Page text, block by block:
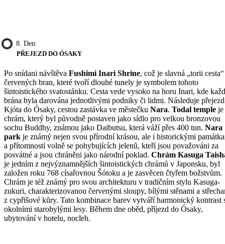
8. Den:
PŘEJEZD DO ÓSAKY
Po snídani návštěva Fushimi Inari Shrine, což je slavná „torii cesta“
červených bran, které tvoří dlouhé tunely je symbolem tohoto
šintoistického svatostánku. Cesta vede vysoko na horu Inari, kde
brána byla darována jednotlivými podniky či lidmi. Následuje
Kjóta do Ósaky, cestou zastávka ve městečku Nara. Todal temple je
chrám, který byl původně postaven jako sídlo pro velkou bronzovou
sochu Buddhy, známou jako Daibutsu, která váží přes 400 tun. Nara
park je známý nejen svou přírodní krásou, ale i historickými
a přítomností volně se pohybujících jelenů, kteří jsou považováni za
posvátné a jsou chráněni jako národní poklad. Chrám Kasuga
je jedním z nejvýznamnějších šintoistických chrámů v Japonsku, byl
založen roku 768 císařovnou Šótoku a je zasvěcen čtyřem božstvům.
Chrám je též známý pro svou architekturu v tradičním stylu Kasuga-
zukuri, charakterizovanou červenými sloupy, bílými stěnami a
z cypřišové kůry. Tato kombinace barev vytváří harmonický kontrast
okolními starobylými lesy. Během dne oběd, příjezd do Ósaky,
ubytování v hotelu, nocleh.